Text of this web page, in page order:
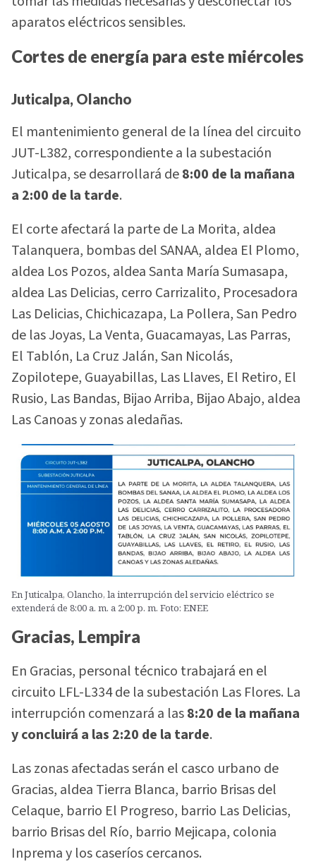
aparatos eléctricos sensibles.
Cortes de energía para este miércoles
Juticalpa, Olancho
El mantenimiento general de la línea del circuito
JUT-L382, correspondiente a la subestación
Juticalpa, se desarrollará de8:00 de la mañana
a 2:00 de la tarde.
El corte afectará la parte de La Morita, aldea
Talanquera, bombas del SANAA, aldea El Plomo,
aldea Los Pozos, aldea Santa María Sumasapa,
aldea Las Delicias, cerro Carrizalito, Procesadora
Las Delicias, Chichicazapa, La Pollera, San Pedro
de las Joyas, La Venta, Guacamayas, Las Parras,
El Tablón, La Cruz Jalán, San Nicolás,
Zopilotepe, Guayabillas, Las Llaves, El Retiro, El
Rusio, Las Bandas, Bijao Arriba, Bijao Abajo, aldea
Las Canoas y zonas aledañas.
En Juticalpa, Olancho, la interrupción del servicio eléctrico se
extenderá de 8:00 a. m. a 2:00 p. m. Foto: ENEE
Gracias, Lempira
En Gracias, personal técnico trabajará en el
circuito LFL-L334 de la subestación Las Flores. La
interrupción comenzará a las8:20 de la mañana
y concluirá a las 2:20 de la tarde.
Las zonas afectadas serán el casco urbano de
Gracias, aldea Tierra Blanca, barrio Brisas del
Celaque, barrio El Progreso, barrio Las Delicias,
barrio Brisas del Río, barrio Mejicapa, colonia
Inprema y los caseríos cercanos.